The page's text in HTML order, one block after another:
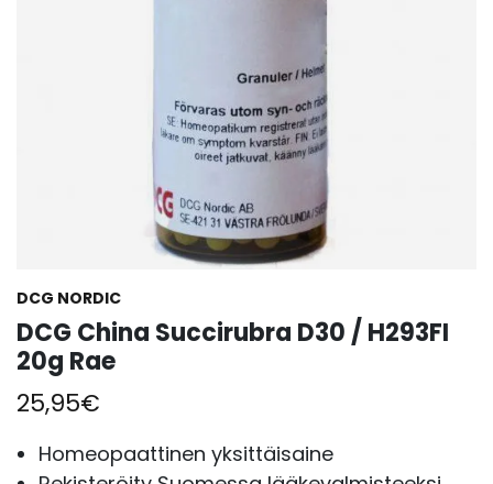
DCG NORDIC
DCG China Succirubra D30 / H293FI
20g Rae
25,95€
Homeopaattinen yksittäisaine